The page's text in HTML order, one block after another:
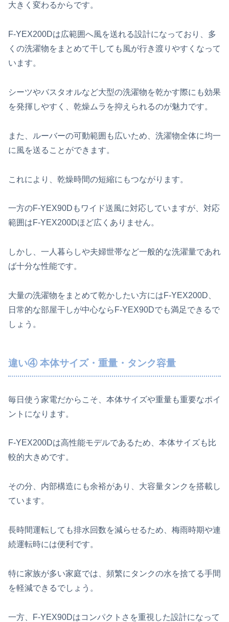
大きく変わるからです。
F-YEX200Dは広範囲へ風を送れる設計になっており、多
くの洗濯物をまとめて干しても風が行き渡りやすくなって
います。
シーツやバスタオルなど大型の洗濯物を乾かす際にも効果
を発揮しやすく、乾燥ムラを抑えられるのが魅力です。
また、ルーバーの可動範囲も広いため、洗濯物全体に均一
に風を送ることができます。
これにより、乾燥時間の短縮にもつながります。
一方のF-YEX90Dもワイド送風に対応していますが、対応
範囲はF-YEX200Dほど広くありません。
しかし、一人暮らしや夫婦世帯など一般的な洗濯量であれ
ば十分な性能です。
大量の洗濯物をまとめて乾かしたい方にはF-YEX200D、
日常的な部屋干しが中心ならF-YEX90Dでも満足できるで
しょう。
違い④ 本体サイズ・重量・タンク容量
毎日使う家電だからこそ、本体サイズや重量も重要なポイ
ントになります。
F-YEX200Dは高性能モデルであるため、本体サイズも比
較的大きめです。
その分、内部構造にも余裕があり、大容量タンクを搭載し
ています。
長時間運転しても排水回数を減らせるため、梅雨時期や連
続運転時には便利です。
特に家族が多い家庭では、頻繁にタンクの水を捨てる手間
を軽減できるでしょう。
一方、F-YEX90Dはコンパクトさを重視した設計になって